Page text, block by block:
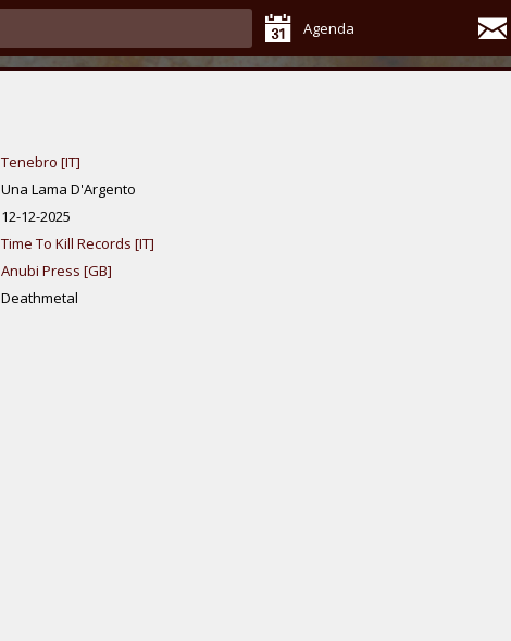
Agenda
Tenebro [IT]
Una Lama D'Argento
12-12-2025
Time To Kill Records [IT]
Anubi Press [GB]
Deathmetal